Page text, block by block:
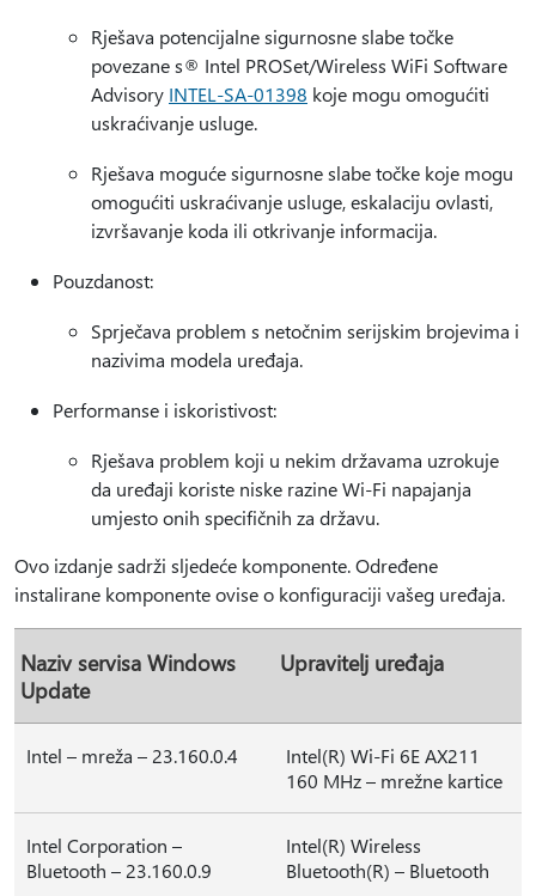
Rješava potencijalne sigurnosne slabe točke
povezane s® Intel PROSet/Wireless WiFi Software
Advisory INTEL-SA-01398 koje mogu omogućiti
uskraćivanje usluge.
Rješava moguće sigurnosne slabe točke koje mogu
omogućiti uskraćivanje usluge, eskalaciju ovlasti,
izvršavanje koda ili otkrivanje informacija.
Pouzdanost:
Sprječava problem s netočnim serijskim brojevima i
nazivima modela uređaja.
Performanse i iskoristivost:
Rješava problem koji u nekim državama uzrokuje
da uređaji koriste niske razine Wi-Fi napajanja
umjesto onih specifičnih za državu.
Ovo izdanje sadrži sljedeće komponente. Određene
instalirane komponente ovise o konfiguraciji vašeg uređaja.
Naziv servisa Windows
Update
Upravitelj uređaja
Intel – mreža – 23.160.0.4
Intel(R) Wi-Fi 6E AX211
160 MHz – mrežne kartice
Intel Corporation –
Bluetooth – 23.160.0.9
Intel(R) Wireless
Bluetooth(R) – Bluetooth